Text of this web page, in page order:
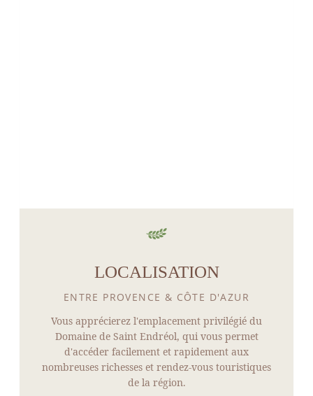
LOCALISATION
ENTRE PROVENCE & CÔTE D'AZUR
Vous apprécierez l'emplacement privilégié du
Domaine de Saint Endréol, qui vous permet
d'accéder facilement et rapidement aux
nombreuses richesses et rendez-vous touristiques
de la région.